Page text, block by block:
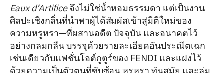
Eaux d’Artificeจึงไม่ใช่น้ำหอมธรรมดา แต่เป็นงาน
ศิลปะเชิงกลิ่นที่นำพาผู้ได้สัมผัสเข้าสู่มิติใหม่ของ
ความหรูหรา—ที่ผสานอดีต ปัจจุบัน และอนาคตไว้
อย่างกลมกลืน บรรจุด้วยรายละเอียดอันประณีตเฉก
เช่นเดียวกับแฟชั่นโอต์กูตูร์ของ FENDI และแฝงไว้
ด้วยความเป็นตัวตนที่ซับซ้อน หรูหรา ทันสมัย และลุ่ม